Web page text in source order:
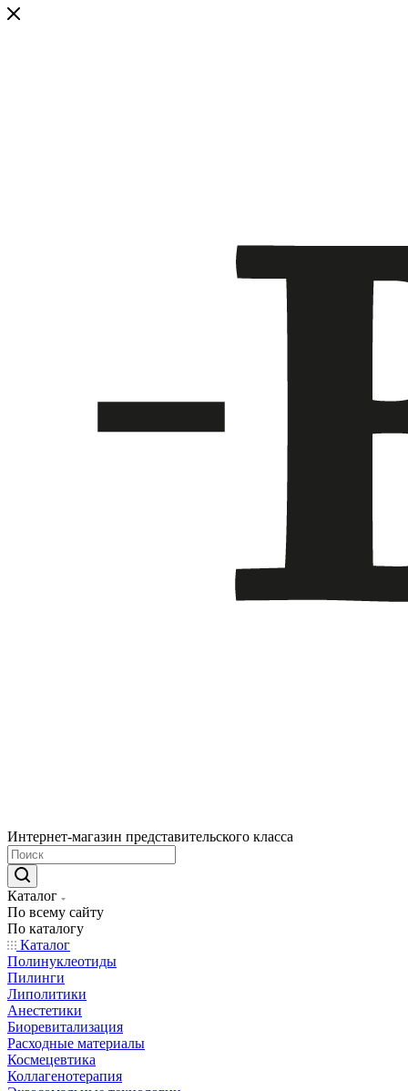
Интернет-магазин представительского класса
Каталог
По всему сайту
По каталогу
Каталог
Полинуклеотиды
Пилинги
Липолитики
Анестетики
Биоревитализация
Расходные материалы
Космецевтика
Коллагенотерапия